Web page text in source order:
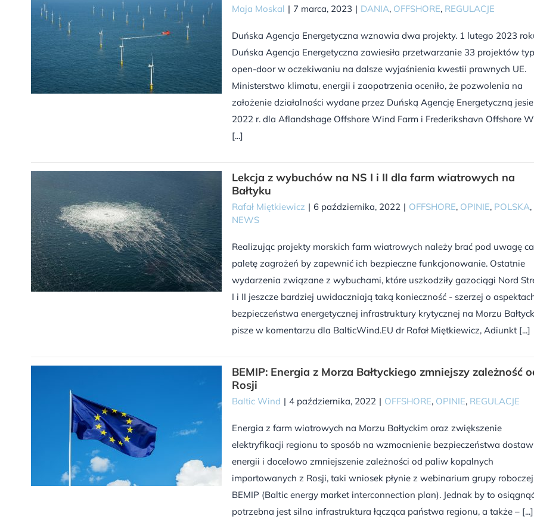
Maja Moskal | 7 marca, 2023 | DANIA, OFFSHORE, REGULACJE
Duńska Agencja Energetyczna wznawia dwa projekty. 1 lutego 2023
Duńska Agencja Energetyczna zawiesiła przetwarzanie 33 projektów
open-door w oczekiwaniu na dalsze wyjaśnienia kwestii prawnych UE.
Ministerstwo klimatu, energii i zaopatrzenia oceniło, że pozwolenia na
założenie działalności wydane przez Duńską Agencję Energetyczną
2022 r. dla Aflandshage Offshore Wind Farm i Frederikshavn Offshore
[...]
Lekcja z wybuchów na NS I i II dla farm wiatrowych na
Bałtyku
Rafał Miętkiewicz | 6 października, 2022 | OFFSHORE, OPINIE, POLSKA,
NEWS
Realizując projekty morskich farm wiatrowych należy brać pod uwagę
paletę zagrożeń by zapewnić ich bezpieczne funkcjonowanie. Ostatnie
wydarzenia związane z wybuchami, które uszkodziły gazociągi Nord
I i II jeszcze bardziej uwidaczniają taką konieczność - szerzej o
bezpieczeństwa energetycznej infrastruktury krytycznej na Morzu
pisze w komentarzu dla BalticWind.EU dr Rafał Miętkiewicz, Adiunkt [...]
BEMIP: Energia z Morza Bałtyckiego zmniejszy zależność
Rosji
Baltic Wind | 4 października, 2022 | OFFSHORE, OPINIE, REGULACJE
Energia z farm wiatrowych na Morzu Bałtyckim oraz zwiększenie
elektryfikacji regionu to sposób na wzmocnienie bezpieczeństwa dostaw
energii i docelowo zmniejszenie zależności od paliw kopalnych
importowanych z Rosji, taki wniosek płynie z webinarium grupy roboczej
BEMIP (Baltic energy market interconnection plan). Jednak by to
potrzebna jest silna infrastruktura łącząca państwa regionu, a także – [...]